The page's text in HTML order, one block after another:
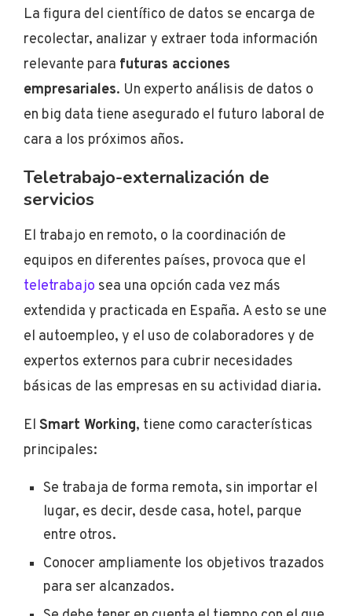
La figura del científico de datos se encarga de
recolectar, analizar y extraer toda información
relevante para futuras acciones
empresariales. Un experto análisis de datos o
en big data tiene asegurado el futuro laboral de
cara a los próximos años.
Teletrabajo-externalización de
servicios
El trabajo en remoto, o la coordinación de
equipos en diferentes países, provoca que el
teletrabajo sea una opción cada vez más
extendida y practicada en España. A esto se une
el autoempleo, y el uso de colaboradores y de
expertos externos para cubrir necesidades
básicas de las empresas en su actividad diaria.
El Smart Working, tiene como características
principales:
Se trabaja de forma remota, sin importar el
lugar, es decir, desde casa, hotel, parque
entre otros.
Conocer ampliamente los objetivos trazados
para ser alcanzados.